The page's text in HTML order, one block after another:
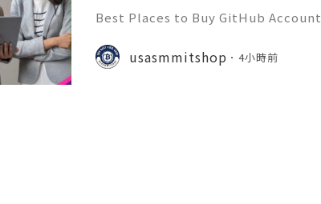
Best Places to Buy GitHub
t platforms for software
s, open-source communities, s
usasmmitshop 4小時前